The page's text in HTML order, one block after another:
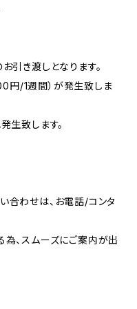
引き渡しとなります。
円/1週間）が発生致しま
生致します。
合わせは、お電話/コンタ
、スムーズにご案内が出